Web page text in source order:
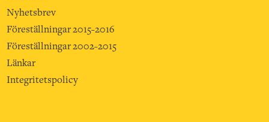
Nyhetsbrev
Föreställningar 2015-2016
Föreställningar 2002-2015
Länkar
Integritetspolicy